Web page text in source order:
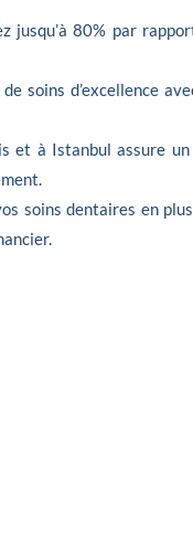
jusqu’à 80% par
soins d’excellence
et à Istanbul assure
soins dentaires en